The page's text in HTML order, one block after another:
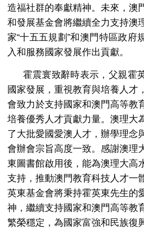
造福社群的奉獻精神。未來，澳
和發展基金會將繼續全力支持澳
家“十五五規劃”和澳門特區政府
入和服務國家發展作出貢獻。
霍震寰致辭時表示，父親霍
國家發展，重視教育與培養人才
會致力於支持國家和澳門高等教
培養優秀人才貢獻力量。澳理大
了大批愛國愛澳人才，辦學理念
會辦會宗旨高度一致。感謝澳理
東圖書館啟用後，能為澳理大高
支持，推動澳門教育科技人才一
英東基金會將秉持霍英東先生的
神，繼續支持國家和澳門高等教
繁榮穩定，為國家富強和民族復